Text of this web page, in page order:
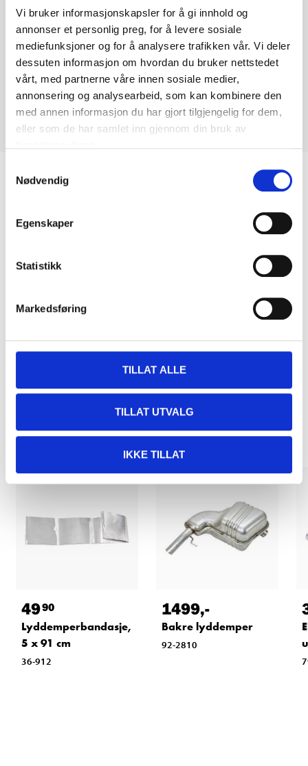
Vi bruker informasjonskapsler for å gi innhold og
annonser et personlig preg, for å levere sosiale
mediefunksjoner og for å analysere trafikken vår. Vi deler
dessuten informasjon om hvordan du bruker nettstedet
vårt, med partnerne våre innen sosiale medier,
annonsering og analysearbeid, som kan kombinere den
med annen informasjon du har gjort tilgjengelig for dem,
eller som de har samlet inn gjennom din bruk av
Nødvendig
Egenskaper
Statistikk
Markedsføring
TILLAT ALLE
TILLAT UTVALG
IKKE TILLAT
LES MER
Relaterte produkter
4990
Lyddemperbandasje,
5 x 91 cm
36-912
1499,-
Bakre lyddemper
92-2810